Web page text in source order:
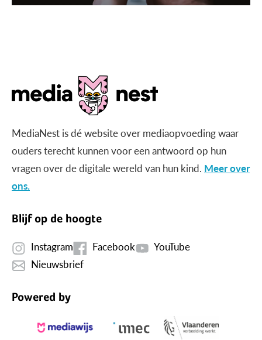
MediaNest is dé website over mediaopvoeding waar
ouders terecht kunnen voor een antwoord op hun
vragen over de digitale wereld van hun kind. Meer over
ons.
Blijf op de hoogte
Instagram Facebook
YouTube
Nieuwsbrief
Powered by